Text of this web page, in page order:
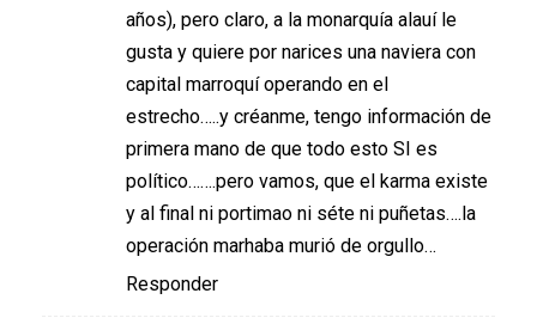
años), pero claro, a la monarquía alauí le
gusta y quiere por narices una naviera con
capital marroquí operando en el
estrecho…..y créanme, tengo información de
primera mano de que todo esto SI es
político…….pero vamos, que el karma existe
y al final ni portimao ni séte ni puñetas….la
operación marhaba murió de orgullo…
Responder